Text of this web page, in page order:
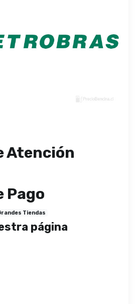
Atención
Pago
Tiendas
página